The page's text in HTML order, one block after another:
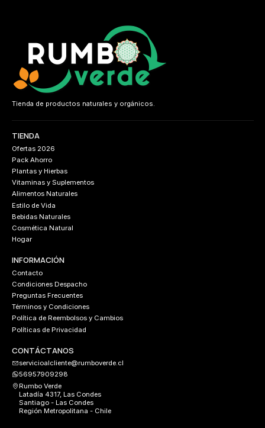
Tienda de productos naturales y orgánicos.
TIENDA
Ofertas 2026
Pack Ahorro
Plantas y Hierbas
Vitaminas y Suplementos
Alimentos Naturales
Estilo de Vida
Bebidas Naturales
Cosmética Natural
Hogar
INFORMACIÓN
Contacto
Condiciones Despacho
Preguntas Frecuentes
Términos y Condiciones
Política de Reembolsos y Cambios
Políticas de Privacidad
CONTÁCTANOS
servicioalcliente@rumboverde.cl
56957909298
Rumbo Verde
Latadía 4317, Las Condes
Santiago - Las Condes
Región Metropolitana - Chile